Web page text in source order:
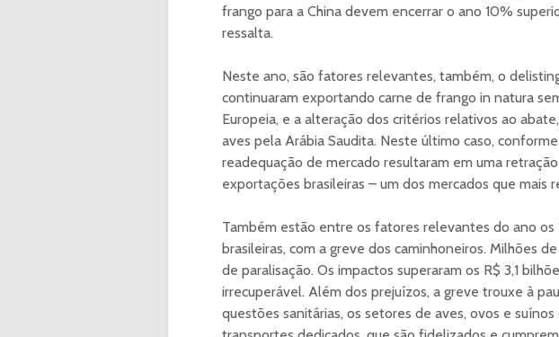
frango para a China devem encerrar o ano 10%
ressalta.
Neste ano, são fatores relevantes, também, o
continuaram exportando carne de frango in natura
Europeia, e a alteração dos critérios relativos ao
aves pela Arábia Saudita. Neste último caso,
readequação de mercado resultaram em uma
exportações brasileiras – um dos mercados que mais
Também estão entre os fatores relevantes do ano os
brasileiras, com a greve dos caminhoneiros. Milhões
de paralisação. Os impactos superaram os R$ 3,1
irrecuperável. Além dos prejuízos, a greve trouxe à
questões sanitárias, os setores de aves, ovos e